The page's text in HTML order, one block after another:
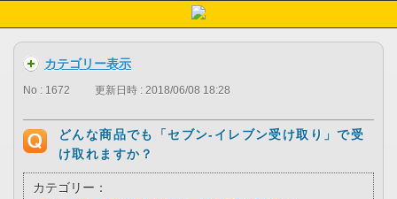
カテゴリー表示
No : 1672 更新日時 : 2018/06/08 18:28
どんな商品でも「セブン-イレブン受け取り」で受
け取れますか？
カテゴリー：